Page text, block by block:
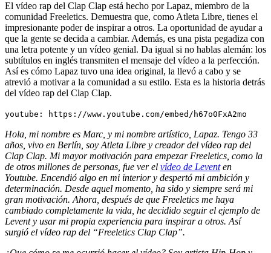
El vídeo rap del Clap Clap está hecho por Lapaz, miembro de la
comunidad Freeletics. Demuestra que, como Atleta Libre, tienes el
impresionante poder de inspirar a otros. La oportunidad de ayudar a
que la gente se decida a cambiar. Además, es una pista pegadiza con
una letra potente y un vídeo genial. Da igual si no hablas alemán: los
subtítulos en inglés transmiten el mensaje del vídeo a la perfección.
Así es cómo Lapaz tuvo una idea original, la llevó a cabo y se
atrevió a motivar a la comunidad a su estilo. Esta es la historia detrás
del vídeo rap del Clap Clap.
youtube: https://www.youtube.com/embed/h67o0FxA2mo
Hola, mi nombre es Marc, y mi nombre artístico, Lapaz. Tengo 33
años, vivo en Berlín, soy Atleta Libre y creador del vídeo rap del
Clap Clap. Mi mayor motivación para empezar Freeletics, como la
de otros millones de personas, fue ver el vídeo de Leventen
Youtube. Encendió algo en mi interior y despertó mi ambición y
determinación. Desde aquel momento, ha sido y siempre será mi
gran motivación. Ahora, después de que Freeletics me haya
cambiado completamente la vida, he decidido seguir el ejemplo de
Levent y usar mi propia experiencia para inspirar a otros. Así
surgió el vídeo rap del “Freeletics Clap Clap”.